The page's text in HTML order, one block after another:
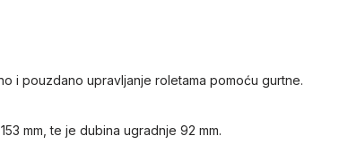
i pouzdano upravljanje roletama pomoću gurtne.
mm, te je dubina ugradnje 92 mm.